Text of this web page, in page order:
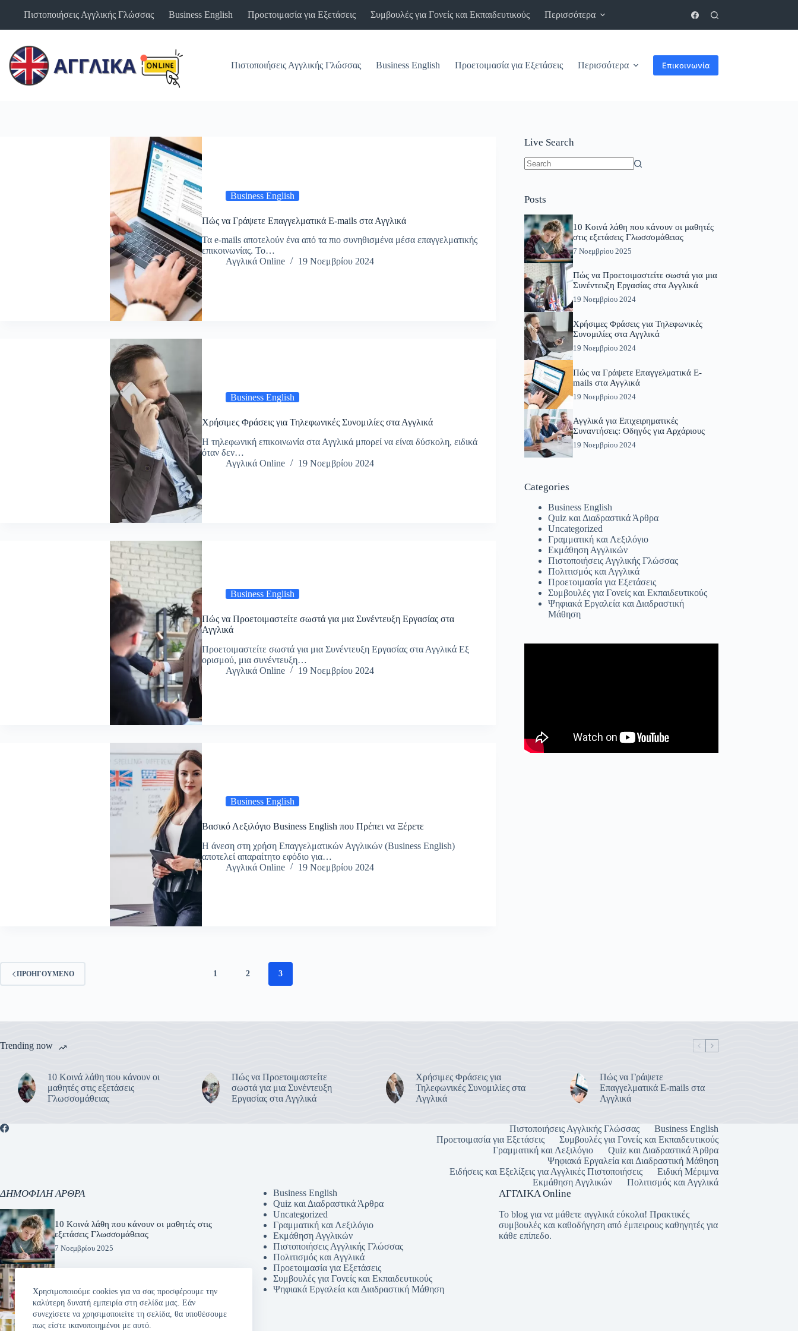
Χρησιμοποιούμε cookies για να σας προσφέρουμε την
καλύτερη δυνατή εμπειρία στη σελίδα μας. Εάν
συνεχίσετε να χρησιμοποιείτε τη σελίδα, θα υποθέσουμε
πως είστε ικανοποιημένοι με αυτό.
Πιστοποιήσεις Αγγλικής Γλώσσας Business English Προετοιμασία για Εξετάσεις Συμβουλές για Γονείς και Εκπαιδευτικούς Περισσότερα
Πιστοποιήσεις Αγγλικής Γλώσσας Business English Προετοιμασία για Εξετάσεις Περισσότερα Επικοινωνία
Business English
Πώς να Γράψετε Επαγγελματικά E-mails στα Αγγλικά
Τα e-mails αποτελούν ένα από τα πιο συνηθισμένα μέσα επαγγελματικής
επικοινωνίας. Το…
Αγγλικά Online
19 Νοεμβρίου 2024
Business English
Χρήσιμες Φράσεις για Τηλεφωνικές Συνομιλίες στα Αγγλικά
Η τηλεφωνική επικοινωνία στα Αγγλικά μπορεί να είναι δύσκολη, ειδικά
όταν δεν…
Αγγλικά Online
19 Νοεμβρίου 2024
Business English
Πώς να Προετοιμαστείτε σωστά για μια Συνέντευξη Εργασίας στα
Αγγλικά
Προετοιμαστείτε σωστά για μια Συνέντευξη Εργασίας στα Αγγλικά Εξ
ορισμού, μια συνέντευξη…
Αγγλικά Online
19 Νοεμβρίου 2024
Business English
Βασικό Λεξιλόγιο Business English που Πρέπει να Ξέρετε
Η άνεση στη χρήση Επαγγελματικών Αγγλικών (Business English)
αποτελεί απαραίτητο εφόδιο για…
Αγγλικά Online
19 Νοεμβρίου 2024
ΠΡΟΗΓΟΎΜΕΝΟ 1 2 3
Live Search
Posts
10 Κοινά λάθη που κάνουν οι μαθητές
στις εξετάσεις Γλωσσομάθειας
7 Νοεμβρίου 2025
Πώς να Προετοιμαστείτε σωστά για μια
Συνέντευξη Εργασίας στα Αγγλικά
19 Νοεμβρίου 2024
Χρήσιμες Φράσεις για Τηλεφωνικές
Συνομιλίες στα Αγγλικά
19 Νοεμβρίου 2024
Πώς να Γράψετε Επαγγελματικά E-
mails στα Αγγλικά
19 Νοεμβρίου 2024
Αγγλικά για Επιχειρηματικές
Συναντήσεις: Οδηγός για Αρχάριους
19 Νοεμβρίου 2024
Categories
Business English
Quiz και Διαδραστικά Άρθρα
Uncategorized
Γραμματική και Λεξιλόγιο
Εκμάθηση Αγγλικών
Πιστοποιήσεις Αγγλικής Γλώσσας
Πολιτισμός και Αγγλικά
Προετοιμασία για Εξετάσεις
Συμβουλές για Γονείς και Εκπαιδευτικούς
Ψηφιακά Εργαλεία και Διαδραστική
Μάθηση
Trending now
10 Κοινά λάθη που κάνουν οι
μαθητές στις εξετάσεις
Γλωσσομάθειας
Πώς να Προετοιμαστείτε
σωστά για μια Συνέντευξη
Εργασίας στα Αγγλικά
Χρήσιμες Φράσεις για
Τηλεφωνικές Συνομιλίες στα
Αγγλικά
Πώς να Γράψετε
Επαγγελματικά E-mails στα
Αγγλικά
Πιστοποιήσεις Αγγλικής Γλώσσας
Business English
Προετοιμασία για Εξετάσεις
Συμβουλές για Γονείς και Εκπαιδευτικούς
Γραμματική και Λεξιλόγιο
Quiz και Διαδραστικά Άρθρα
Ψηφιακά Εργαλεία και Διαδραστική Μάθηση
Ειδήσεις και Εξελίξεις για Αγγλικές Πιστοποιήσεις
Ειδική Μέριμνα
Εκμάθηση Αγγλικών
Πολιτισμός και Αγγλικά
ΔΗΜΟΦΙΛΗ ΑΡΘΡΑ
10 Κοινά λάθη που κάνουν οι μαθητές στις
εξετάσεις Γλωσσομάθειας
7 Νοεμβρίου 2025
in English lessons
7 Φεβρουαρίου 2025
Business English
Quiz και Διαδραστικά Άρθρα
Uncategorized
Γραμματική και Λεξιλόγιο
Εκμάθηση Αγγλικών
Πιστοποιήσεις Αγγλικής Γλώσσας
Πολιτισμός και Αγγλικά
Προετοιμασία για Εξετάσεις
Συμβουλές για Γονείς και Εκπαιδευτικούς
Ψηφιακά Εργαλεία και Διαδραστική Μάθηση
ΑΓΓΛΙΚΑ Online
Το blog για να μάθετε αγγλικά εύκολα! Πρακτικές
συμβουλές και καθοδήγηση από έμπειρους καθηγητές για
κάθε επίπεδο.